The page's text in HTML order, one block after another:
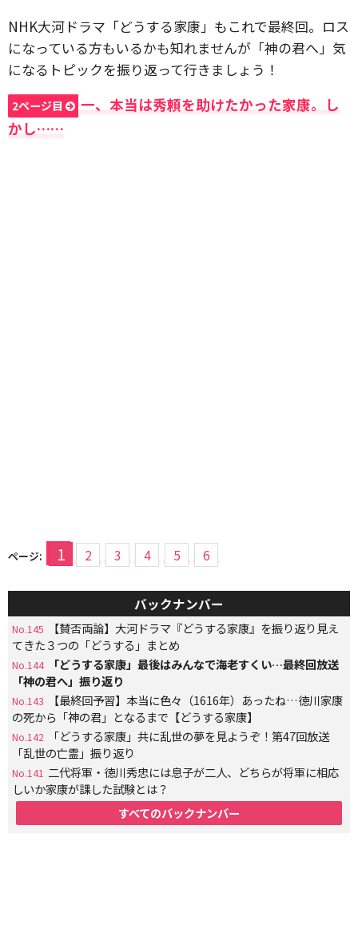
NHK大河ドラマ「どうする家康」もこれで最終回。ロス
になっている方もいるかも知れませんが「神の君へ」気
になるトピックを振り返って行きましょう！
2ページ目
一、本当は秀頼を助けたかった家康。し
かし……
ページ: 1 2 3 4 5 6
バックナンバー
No.145
【賛否両論】大河ドラマ『どうする家康』を振り返り見え
てきた３つの「どうする」まとめ
No.144
「どうする家康」最後はみんなで海老すくい…最終回放送
「神の君へ」振り返り
No.143
【最終回予習】本当に色々（1616年）あったね…徳川家康
の死から「神の君」となるまで【どうする家康】
No.142
「どうする家康」共に乱世の夢を見ようぞ！第47回放送
「乱世の亡霊」振り返り
No.141 二代将軍・徳川秀忠には息子が二人、どちらが将軍に相応
しいか家康が課した試験とは？
すべてのバックナンバー